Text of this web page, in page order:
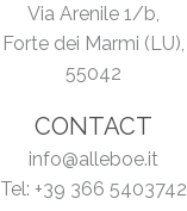
Via Arenile 1/b,
Forte dei Marmi (LU),
55042
CONTACT
info@alleboe.it
Tel: +39 366 5403742